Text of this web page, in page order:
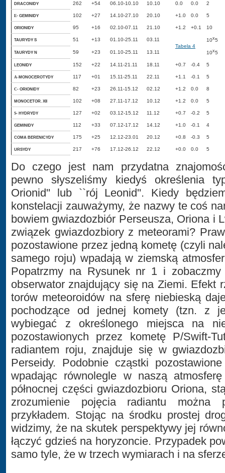
DRACONIDY 262 +54 06.10-10.10 10.10 0.0 0.0 2
E- GEMINIDY 102 +27 14.10-27.10 20.10 +1.0 0.0 5
ORIONIDY 95 +16 02.10-07.11 21.10 +1.2 +0.1 10
TAURYDY S 51 +13 01.10-25.11
03.11
Tabela 4
10x5
TAURYDY N 59 +23 01.10-25.11 13.11 10x5
LEONIDY 152 +22 14.11-21.11 18.11 +0.7 -0.4 5
A-MONOCEROTYDY 117 +01 15.11-25.11 22.11 +1.1 -0.1 5
C- ORIONIDY 82 +23 26.11-15.12 02.12 +1.2 0.0 8
MONOCETOR. XII 102 +08 27.11-17.12 10.12 +1.2 0.0 5
S- HYDRYDY 127 +02 03.12-15.12 11.12 +0.7 -0.2 5
GEMINIDY 112 +33 07.12-17.12 14.12 +1.0 -0.1 4
COMA BERENICYDY 175 +25 12.12-23.01 20.12 +0.8 -0.3 5
URSYDY 217 +76 17.12-26.12 22.12 +0.0 0.0 5
Do czego jest nam przydatna
pewno słyszeliśmy kiedyś określenia
Orionid'' lub ``rój Leonid''. Kiedy
konstelacji zauważymy, że nazwy te coś
bowiem gwiazdozbiór Perseusza, Oriona i
związek gwiazdozbiory z meteorami?
pozostawione przez jedną kometę (czyli
samego roju) wpadają w ziemską
Popatrzmy na Rysunek nr 1 i zobaczmy
obserwator znajdujący się na Ziemi. Efekt
torów meteoroidów na sferę niebieską
pochodzące od jednej komety (tzn. z
wybiegać z określonego miejsca na
pozostawionych przez kometę P/Swift-
radiantem roju, znajduje się w
Perseidy. Podobnie cząstki
wpadając równolegle w naszą
północnej części gwiazdozbioru Oriona,
zrozumienie pojęcia radiantu można
przykładem. Stojąc na środku prostej
widzimy, że na skutek perspektywy jej
łączyć gdzieś na horyzoncie. Przypadek
samo tyle, że w trzech wymiarach i na